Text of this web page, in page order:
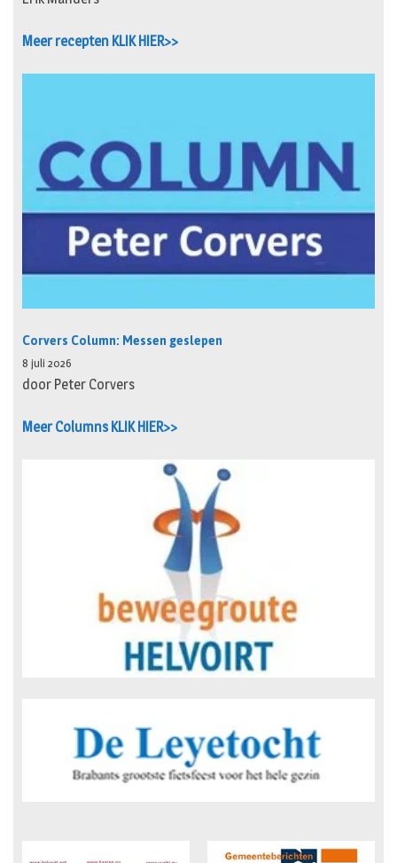
Meer recepten KLIK HIER>>
Corvers Column: Messen geslepen
8 juli 2026
door Peter Corvers
Meer Columns KLIK HIER>>